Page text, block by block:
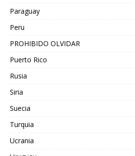
Paraguay
Peru
PROHIBIDO OLVIDAR
Puerto Rico
Rusia
Siria
Suecia
Turquia
Ucrania